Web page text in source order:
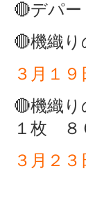
🔴デパ
🔴機織り
３月１９
🔴機織り
１枚 ８
３月２３